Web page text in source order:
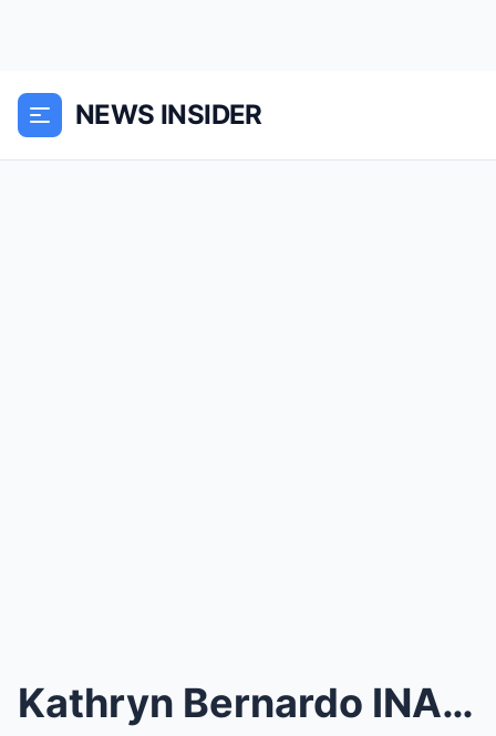
NEWS INSIDER
Kathryn Bernardo INAMIN ANG KARANASAN SA 11-YEAR R...